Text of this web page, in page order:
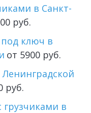
в Санкт-
руб.
ключ в
от 5900 руб.
руб.
в